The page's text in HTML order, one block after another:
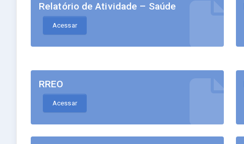
Relatório de Atividade – Saúde
Acessar
RREO
Acessar